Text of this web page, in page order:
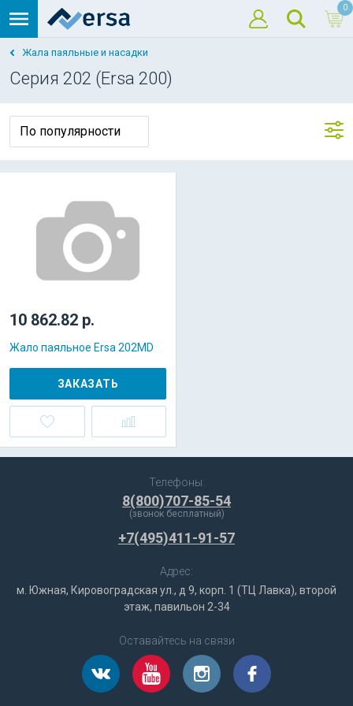
0
Жала паяльные и насадки
Серия 202 (Ersa 200)
10 862.82 р.
Жало паяльное Ersa 202MD
ЗАКАЗАТЬ
Телефоны:
8(800)707-85-54
(звонок бесплатный)
+7(495)411-91-57
Адрес:
м. Южная, Кировоградская ул., д 9, корп. 1 (ТЦ Лавка), второй
этаж, павильон 2-34
Оставайтесь на связи